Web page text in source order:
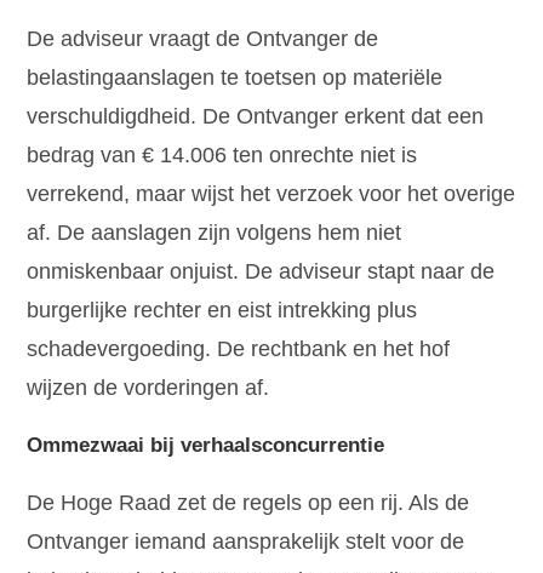
De adviseur vraagt de Ontvanger de
belastingaanslagen te toetsen op materiële
verschuldigdheid. De Ontvanger erkent dat een
bedrag van € 14.006 ten onrechte niet is
verrekend, maar wijst het verzoek voor het overige
af. De aanslagen zijn volgens hem niet
onmiskenbaar onjuist. De adviseur stapt naar de
burgerlijke rechter en eist intrekking plus
schadevergoeding. De rechtbank en het hof
wijzen de vorderingen af.
Ommezwaai bij verhaalsconcurrentie
De Hoge Raad zet de regels op een rij. Als de
Ontvanger iemand aansprakelijk stelt voor de